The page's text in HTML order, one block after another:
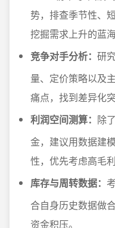
势，排查季节性、
挖掘需求上升的蓝海
竞争对手分析： 研
量、定价策略以及
痛点，找到差异化突
利润空间测算： 除
金，建议用数据建
性，优先考虑高毛
库存与周转数据：
合自身历史数据做
资金积压。